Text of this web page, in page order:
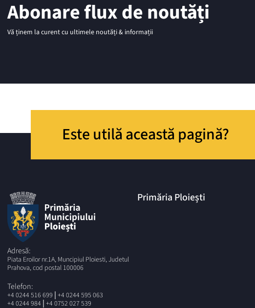
Abonare flux de noutăți
Vă ținem la curent cu ultimele noutăți & informații
Este utilă această pagină?
Adresă:
Piata Eroilor nr.1A, Muncipiul Ploiesti, Judetul
Prahova, cod postal 100006
Telefon:
+4 0244 516 699 | +4 0244 595 063
+4 0244 984 | +4 0752 027 539
Primăria Ploiești